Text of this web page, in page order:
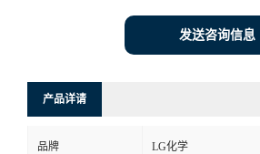
发送咨询信息
产品详请
品牌 LG化学